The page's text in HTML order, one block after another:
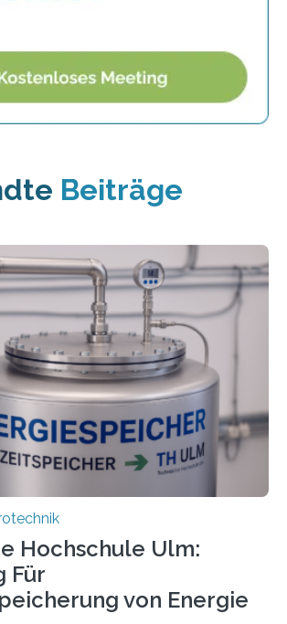
Beiträge
Hochschule Ulm:
Für
von Energie